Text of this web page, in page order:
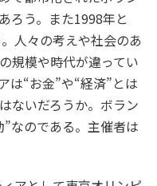
ろう。また1998年と
人々の考えや社会のあ
規模や時代が違ってい
は“お金”や“経済”とは
ないだろうか。ボラン
なのである。主催者は